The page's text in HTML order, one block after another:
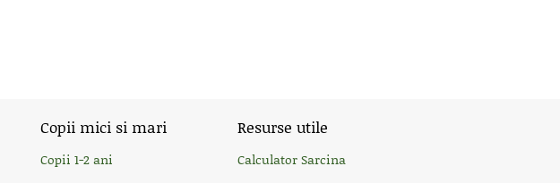
Copii mici si mari
Copii 1-2 ani
Resurse utile
Calculator Sarcina